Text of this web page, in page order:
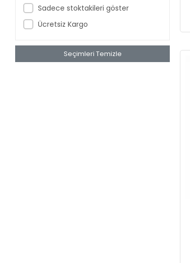
TATTOO BULL
TATTOO FOREVER
Sadece stoktakileri göster
Ücretsiz Kargo
Seçimleri Temizle